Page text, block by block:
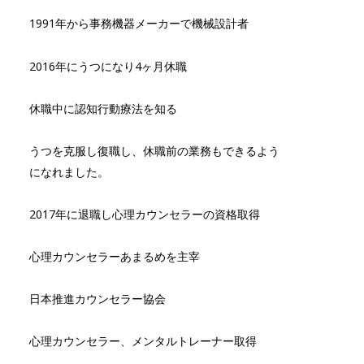
1991年から事務機器メーカーで機械設計者
2016年にうつになり4ヶ月休職
休職中に認知行動療法を知る
うつを克服し復職し、休職前の業務もできるよう
になれました。
2017年に退職し心理カウンセラーの資格取得
心理カウンセラーあまるめを主宰
日本推進カウンセラー協会
心理カウンセラー、メンタルトレーナー取得